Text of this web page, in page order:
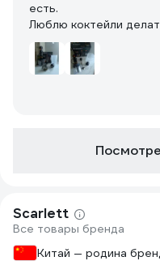
есть.
Люблю коктейли
проблендерить, мясо,
взбить. 👍
Scarlett
Все товары бренда
Китай — родина